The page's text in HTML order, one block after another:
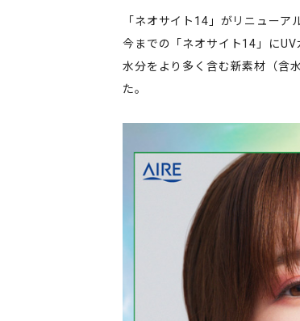
「ネオサイト14」がリニューアル
今までの「ネオサイト14」にUV
水分をより多く含む新素材（含
た。